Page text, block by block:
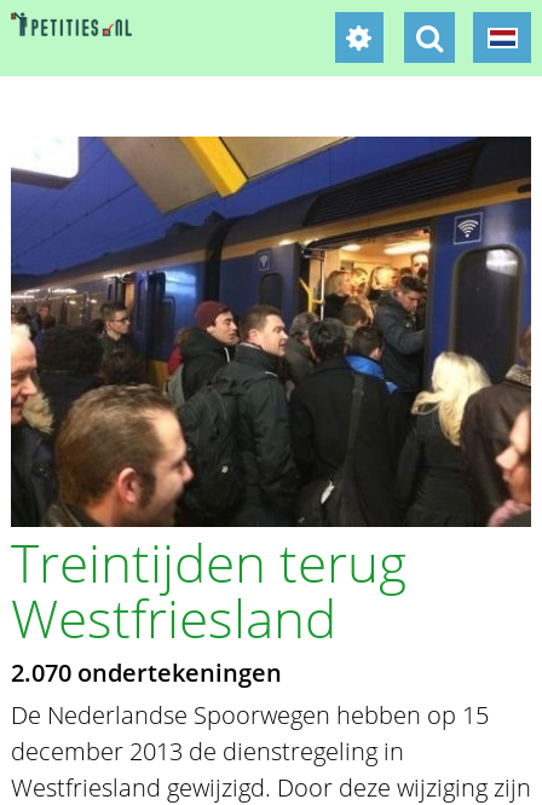
Treintijden terug
Westfriesland
2.070 ondertekeningen
De Nederlandse Spoorwegen hebben op 15
december 2013 de dienstregeling in
Westfriesland gewijzigd. Door deze wijziging zijn